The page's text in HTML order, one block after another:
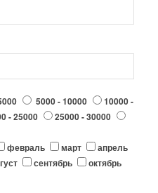
5000 - 10000
10000 -
- 25000
25000 - 30000
февраль март
апрель
сентябрь
октябрь